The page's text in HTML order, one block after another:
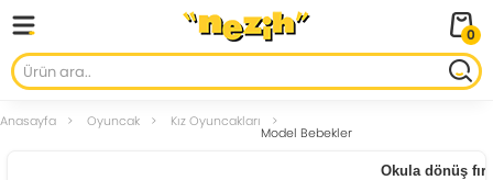
0
Anasayfa Oyuncak Kız Oyuncakları
Model Bebekler
Okula dönüş